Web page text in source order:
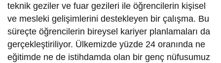
teknik geziler ve fuar gezileri ile öğrencilerin kişisel
ve mesleki gelişimlerini destekleyen bir çalışma. Bu
süreçte öğrencilerin bireysel kariyer planlamaları da
gerçekleştiriliyor. Ülkemizde yüzde 24 oranında ne
eğitimde ne de istihdamda olan bir genç nüfusumuz